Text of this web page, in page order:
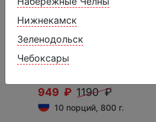
Нижнекамск
Зеленодольск
Чебоксары
Мороженое
«Хрустаччо»
949 ₽ 1190 ₽
10 порций, 800 г.